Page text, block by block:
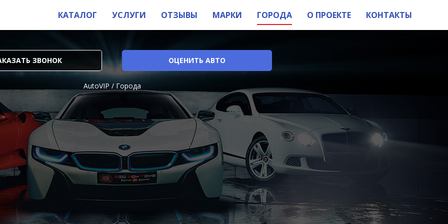
КАТАЛОГ УСЛУГИ ОТЗЫВЫ МАРКИ ГОРОДА О ПРОЕКТЕ КОНТАКТЫ
ЗВОНОК ОЦЕНИТЬ АВТО
AutoVIP / Города